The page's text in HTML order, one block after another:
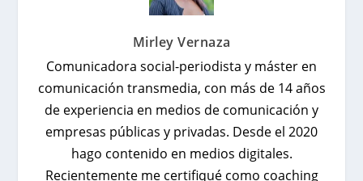
Mirley Vernaza
Comunicadora social-periodista y máster en
comunicación transmedia, con más de 14 años
de experiencia en medios de comunicación y
empresas públicas y privadas. Desde el 2020
hago contenido en medios digitales.
Recientemente me certifiqué como coaching